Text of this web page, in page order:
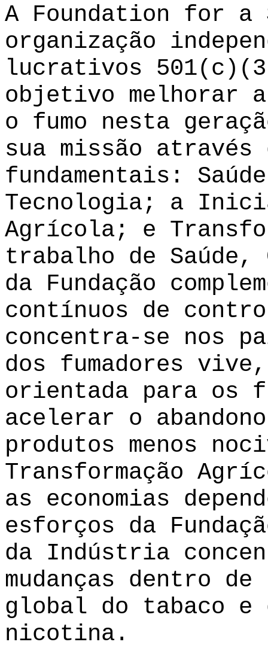
A Foundation for a
organização
lucrativos 501
objetivo melhorar
o fumo nesta
sua missão
fundamentais:
Tecnologia; a
Agrícola; e
trabalho de Saúde,
da Fundação
contínuos de
concentra-se nos
dos fumadores
orientada para os
acelerar o
produtos menos
Transformação
as economias
esforços da
da Indústria
mudanças dentro
global do tabaco e
nicotina.